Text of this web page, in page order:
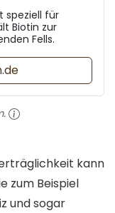
speziell für
Biotin zur
Fells.
kann
zum Beispiel
und sogar